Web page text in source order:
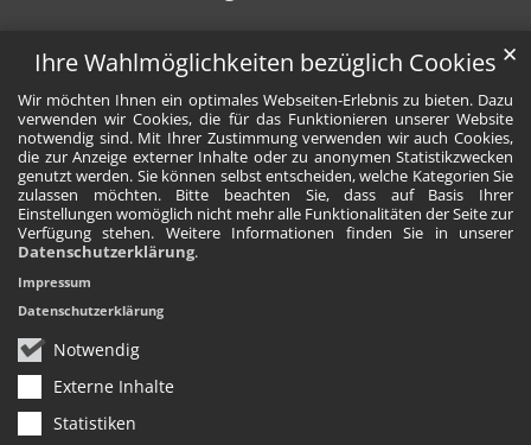
Ihre Wahlmöglichkeiten bezüglich Cookies
Wir möchten Ihnen ein optimales Webseiten-Erlebnis zu bieten. Dazu
verwenden wir Cookies, die für das Funktionieren unserer Website
notwendig sind. Mit Ihrer Zustimmung verwenden wir auch Cookies,
die zur Anzeige externer Inhalte oder zu anonymen Statistikzwecken
genutzt werden. Sie können selbst entscheiden, welche Kategorien Sie
zulassen möchten. Bitte beachten Sie, dass auf Basis Ihrer
Einstellungen womöglich nicht mehr alle Funktionalitäten der Seite zur
Verfügung stehen. Weitere Informationen finden Sie in unserer
Datenschutzerklärung.
Notwendig
Externe Inhalte
Statistiken
✕
Impressum
Datenschutzerklärung